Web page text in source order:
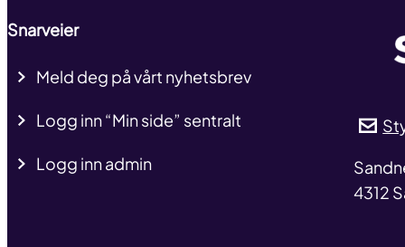
Snarveier
Meld deg på vårt nyhetsbrev
Logg inn “Min side” sentralt
Logg inn admin
4312